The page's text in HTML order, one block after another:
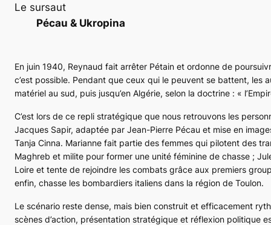
Le sursaut
Pécau & Ukropina
En juin 1940, Reynaud fait arrêter Pétain et ordonne de
c’est possible. Pendant que ceux qui le peuvent se battent, les
matériel au sud, puis jusqu’en Algérie, selon la doctrine : «
C’est lors de ce repli stratégique que nous retrouvons les
Jacques Sapir, adaptée par Jean-Pierre Pécau et mise en
Tanja Cinna. Marianne fait partie des femmes qui pilotent des
Maghreb et milite pour former une unité féminine de chasse ;
Loire et tente de rejoindre les combats grâce aux premiers
enfin, chasse les bombardiers italiens dans la région de Toulon.
Le scénario reste dense, mais bien construit et efficacement
scènes d’action, présentation stratégique et réflexion politique